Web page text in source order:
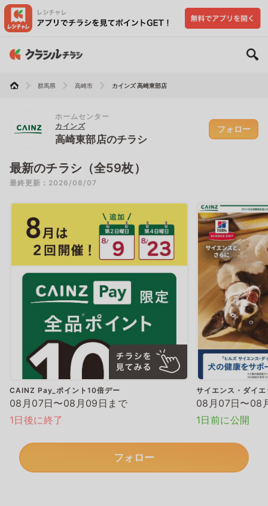
群馬県 高崎市 カインズ 高崎東部店
ホームセンター
カインズ
高崎東部店のチラシ
フォロー
最新のチラシ（全59枚）
最終更新：2026/08/07
CAINZ Pay_ポイント10倍デー
08月07日〜08月09日まで
1日後に終了
サイエンス・ダイ
08月07日〜08
1日前に公開
フォロー